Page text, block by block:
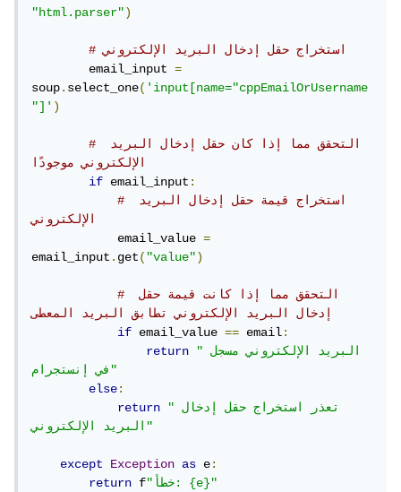
"html.parser")
# استخراج حقل إدخال البريد الإلكتروني
        email_input
=
soup.select_one('input[name="cppEmailOrUsername
"]')
# التحقق مما إذا كان حقل إدخال البريد
الإلكتروني موجودًا
if email_input:
# استخراج قيمة حقل إدخال البريد
الإلكتروني
            email_value
=
email_input.get("value")
# التحقق مما إذا كانت قيمة حقل
إدخال البريد الإلكتروني تطابق البريد المعطى
if email_value == email:
return
"البريد الإلكتروني مسجل
في إنستجرام"
else:
return
"تعذر استخراج حقل إدخال
البريد الإلكتروني"
except Exception as e:
return f "خطأ: {e}"